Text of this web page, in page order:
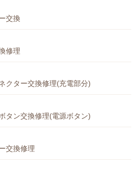
交換
修理
クター交換修理(充電部分)
タン交換修理(電源ボタン)
交換修理